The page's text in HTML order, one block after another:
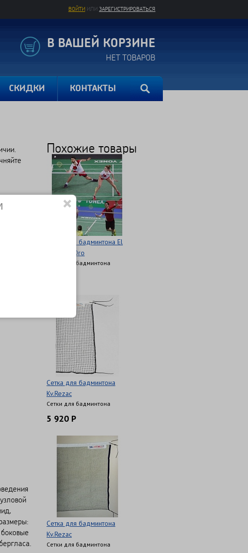
ВОЙТИ ИЛИ ЗАРЕГИСТРИРОВАТЬСЯ
В ВАШЕЙ КОРЗИНЕ
НЕТ ТОВАРОВ
СКИДКИ КОНТАКТЫ
Похожие товары
Сетка для бадминтона El
Leon De Oro
Сетки для бадминтона
Сетка для бадминтона
Kv.Rezac
Сетки для бадминтона
5 920 Р
Сетка для бадминтона
Kv.Rezac
Сетки для бадминтона